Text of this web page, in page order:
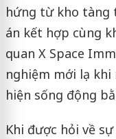
hứng từ kho tàng
án kết hợp cùng
quan X Space
nghiệm mới lạ khi
hiện sống động
Khi được hỏi về